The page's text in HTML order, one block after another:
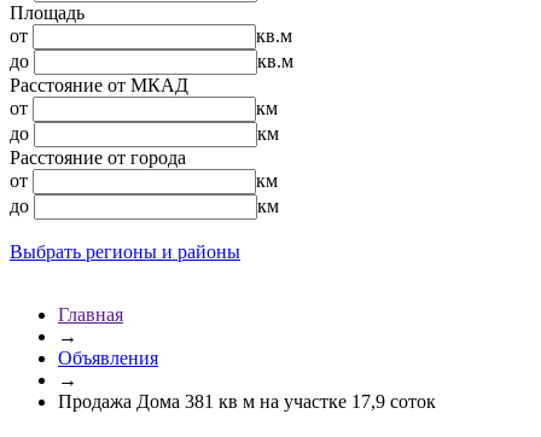
Площадь
от
кв.м
до
кв.м
Расстояние от МКАД
от
км
до
км
Расстояние от города
от
км
до
км
Выбрать регионы и районы
Главная
→
Объявления
→
Продажа Дома 381 кв м на участке 17,9 соток